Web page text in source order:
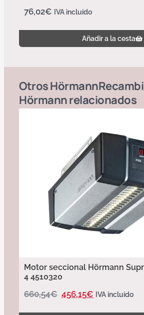
76,02€ IVA incluido
Añadir a la cesta
OtrosHörmann
Hörmannrelacionados
Motor seccional Hörmann
4 4510320
660,54€ 456,15€ IVA incluido